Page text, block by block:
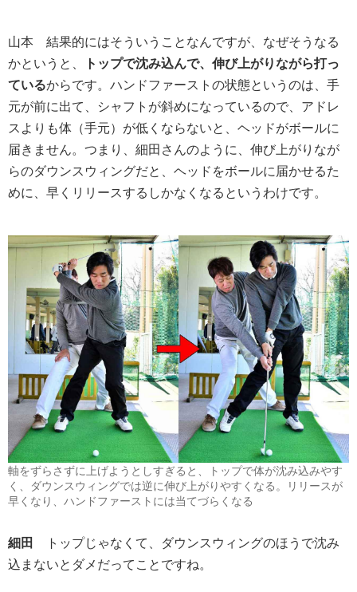
山本 結果的にはそういうことなんですが、なぜそうなる
かというと、
トップで沈み込んで、伸び上がりながら打っ
ているからです。ハンドファーストの状態というのは、手
元が前に出て、シャフトが斜めになっているので、アドレ
スよりも体（手元）が低くならないと、ヘッドがボールに
届きません。つまり、細田さんのように、伸び上がりなが
らのダウンスウィングだと、ヘッドをボールに届かせるた
めに、早くリリースするしかなくなるというわけです。
軸をずらさずに上げようとしすぎると、トップで体が沈み込みやす
く、ダウンスウィングでは逆に伸び上がりやすくなる。リリースが
早くなり、ハンドファーストには当てづらくなる
細田 トップじゃなくて、ダウンスウィングのほうで沈み
込まないとダメだってことですね。